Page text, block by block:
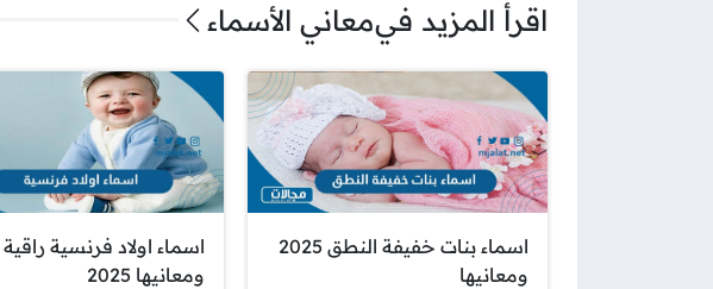
اقرأ المزيد فيمعاني الأسماء
اسماء بنات خفيفة النطق 2025
ومعانيها
اسماء اولاد فرنسية راقية
ومعانيها 2025